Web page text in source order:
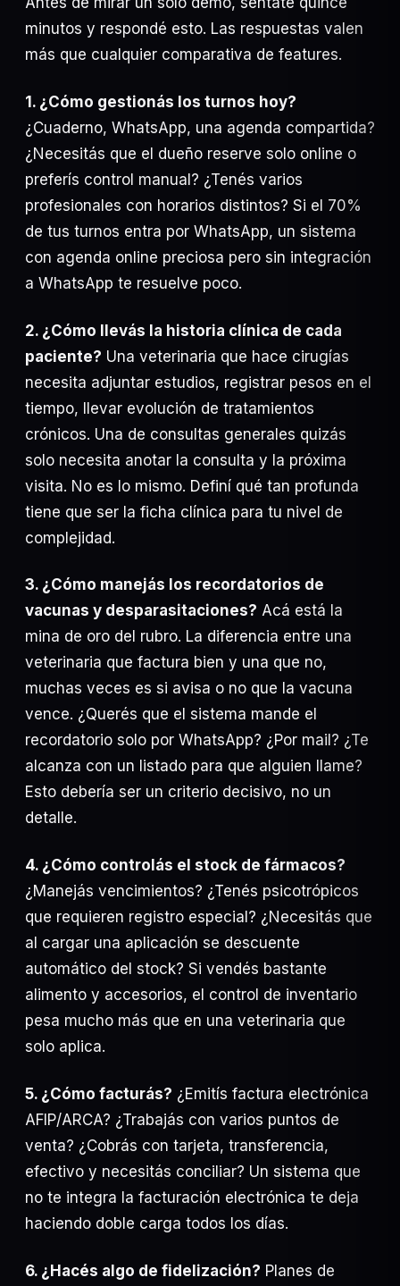
minutos y respondé esto. Las respuestas valen
más que cualquier comparativa de features.
1. ¿Cómo gestionás los turnos hoy?
¿Cuaderno, WhatsApp, una agenda compartida?
¿Necesitás que el dueño reserve solo online o
preferís control manual? ¿Tenés varios
profesionales con horarios distintos? Si el 70%
de tus turnos entra por WhatsApp, un sistema
con agenda online preciosa pero sin integración
a WhatsApp te resuelve poco.
2. ¿Cómo llevás la historia clínica de cada
paciente? Una veterinaria que hace cirugías
necesita adjuntar estudios, registrar pesos en el
tiempo, llevar evolución de tratamientos
crónicos. Una de consultas generales quizás
solo necesita anotar la consulta y la próxima
visita. No es lo mismo. Definí qué tan profunda
tiene que ser la ficha clínica para tu nivel de
complejidad.
3. ¿Cómo manejás los recordatorios de
vacunas y desparasitaciones? Acá está la
mina de oro del rubro. La diferencia entre una
veterinaria que factura bien y una que no,
muchas veces es si avisa o no que la vacuna
vence. ¿Querés que el sistema mande el
recordatorio solo por WhatsApp? ¿Por mail? ¿Te
alcanza con un listado para que alguien llame?
Esto debería ser un criterio decisivo, no un
detalle.
4. ¿Cómo controlás el stock de fármacos?
¿Manejás vencimientos? ¿Tenés psicotrópicos
que requieren registro especial? ¿Necesitás que
al cargar una aplicación se descuente
automático del stock? Si vendés bastante
alimento y accesorios, el control de inventario
pesa mucho más que en una veterinaria que
solo aplica.
5. ¿Cómo facturás? ¿Emitís factura electrónica
AFIP/ARCA? ¿Trabajás con varios puntos de
venta? ¿Cobrás con tarjeta, transferencia,
efectivo y necesitás conciliar? Un sistema que
no te integra la facturación electrónica te deja
haciendo doble carga todos los días.
6. ¿Hacés algo de fidelización? Planes de